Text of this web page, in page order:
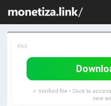
#Ad
✓ Verified file • Click to
new